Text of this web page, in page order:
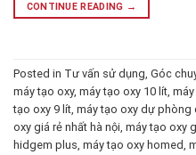
CONTINUE READING →
Posted in Tư vấn sử dụng, Góc
máy tạo oxy, máy tạo oxy 10 lít,
tạo oxy 9 lít, máy tạo oxy dự phòng
oxy giá rẻ nhất hà nội, máy tạo oxy
hidgem plus, máy tạo oxy homed,